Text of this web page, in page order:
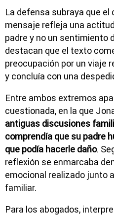
La defensa subraya que
mensaje refleja una
padre y no un sentimiento
destacan que el texto
preocupación por un viaje
y concluía con una
Entre ambos extremos
cuestionada, en la que
antiguas discusiones
comprendía que su padre
que podía hacerle daño.
reflexión se enmarcaba
emocional realizado junto
familiar.
Para los abogados,